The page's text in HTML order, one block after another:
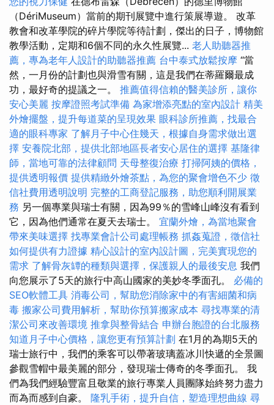
（DériMuseum）當前的期刊展覽中進行策展導遊。 改革
教會和改革學院的碎片學院等待計劃，傑出的日子，博物館
教學活動，定期和6個不同的永久性展覽... 老人助聽器推
薦，專為老年人設計的助聽器推薦 台中泰式放鬆按摩 “當
然，一月份的計劃也與滑雪有關，這是我們在蒂羅爾最成
功，最好奇的提議之一。 推薦值得信賴的醫美診所，讓你
安心美麗 按摩證照考試準備 為家增添亮點的室內設計 精美
外燴擺盤，提升每道菜的呈現效果 眼科診所推薦，找最合
適的眼科專家 了解月子中心住幾天，根據自身需求做出選
擇 安養院北部，提供北部地區長者安心居住的選擇 基隆律
師，當地可靠的法律顧問 天母整復治療 打掃阿姨的價格，
提供透明報價 提供精緻外燴茶點，為您的聚會增色不少 徵
信社費用透明說明 完整的工商登記服務，助您順利開展業
務 另一個專業與瑞士有關，因為99％的雪峰山峰沒有看到
它，因為他們通常在夏天去瑞士。 宜蘭外燴，為當地聚會
帶來美味選擇 找專業會計公司處理帳務 抓姦蒐證，徵信社
如何提供有力證據 精心設計的室內設計圖，完美實現您的
需求 了解骨灰罈的種類與選擇，保護親人的最後安息 我們
向您展示了5天的旅行中高山國家的美妙冬季面孔。 必備的
SEO軟體工具 消毒公司，幫助您消除家中的有害細菌和病
毒 搬家公司費用解析，幫助你預算搬家成本 尋找專業的清
潔公司來改善環境 推拿與整骨結合 申辦台胞證的台北服務
知道月子中心價格，讓您更有預算計劃 在1月的為期5天的
瑞士旅行中，我們的乘客可以帶著玻璃蓋冰川快遞的全景圖
參觀雪帽中最美麗的部分，發現瑞士傳奇的冬季面孔。 我
們為我們經驗豐富且敬業的旅行專業人員團隊始終努力盡力
而為而感到自豪。 隆乳手術，提升自信，塑造理想曲線 尋